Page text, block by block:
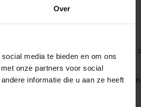
Over
media te bieden en om ons
onze partners voor social
informatie die u aan ze heeft
berekend hoeven te worden. Overlegt
dus moeten deuren maximaal open staan.
worden met tape.